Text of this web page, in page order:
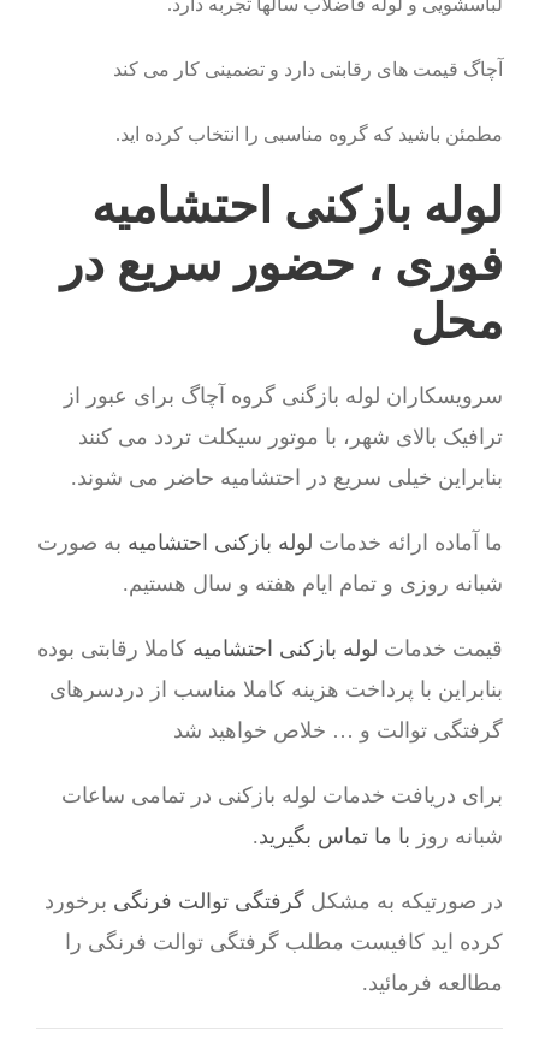
لباسشویی و لوله فاضلاب سالها تجربه دارد.
آچاگ قیمت های رقابتی دارد و تضمینی کار می کند
مطمئن باشید که گروه مناسبی را انتخاب کرده اید.
لوله بازکنی احتشامیه
فوری ، حضور سریع در
محل
سرویسکاران لوله بازگنی گروه آچاگ برای عبور از
ترافیک بالای شهر، با موتور سیکلت تردد می کنند
بنابراین خیلی سریع در احتشامیه حاضر می شوند.
ما آماده ارائه خدمات لوله بازکنی احتشامیه به صورت
شبانه روزی و تمام ایام هفته و سال هستیم.
قیمت خدمات لوله بازکنی احتشامیه کاملا رقابتی بوده
بنابراین با پرداخت هزینه کاملا مناسب از دردسرهای
گرفتگی توالت و … خلاص خواهید شد
برای دریافت خدمات لوله بازکنی در تمامی ساعات
شبانه روز با ما تماس بگیرید.
در صورتیکه به مشکل گرفتگی توالت فرنگی برخورد
کرده اید کافیست مطلب گرفتگی توالت فرنگی را
مطالعه فرمائید.